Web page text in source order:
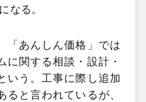
なる。
「あんしん価格」では
に関する相談・設計・
いう。工事に際し追加
ると言われているが、